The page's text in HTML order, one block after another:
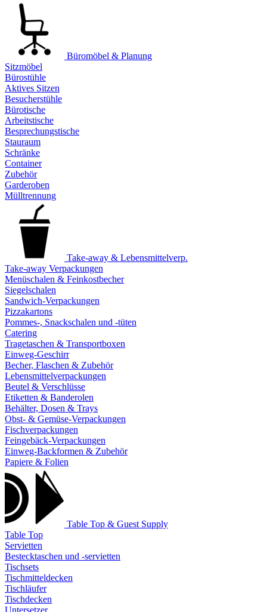
Büromöbel & Planung
Sitzmöbel
Bürostühle
Aktives Sitzen
Besucherstühle
Bürotische
Arbeitstische
Besprechungstische
Stauraum
Schränke
Container
Zubehör
Garderoben
Mülltrennung
Take-away & Lebensmittelverp.
Take-away Verpackungen
Menüschalen & Feinkostbecher
Siegelschalen
Sandwich-Verpackungen
Pizzakartons
Pommes-, Snackschalen und -tüten
Catering
Tragetaschen & Transportboxen
Einweg-Geschirr
Becher, Flaschen & Zubehör
Lebensmittelverpackungen
Beutel & Verschlüsse
Etiketten & Banderolen
Behälter, Dosen & Trays
Obst- & Gemüse-Verpackungen
Fischverpackungen
Feingebäck-Verpackungen
Einweg-Backformen & Zubehör
Papiere & Folien
Table Top & Guest Supply
Table Top
Servietten
Bestecktaschen und -servietten
Tischsets
Tischmitteldecken
Tischläufer
Tischdecken